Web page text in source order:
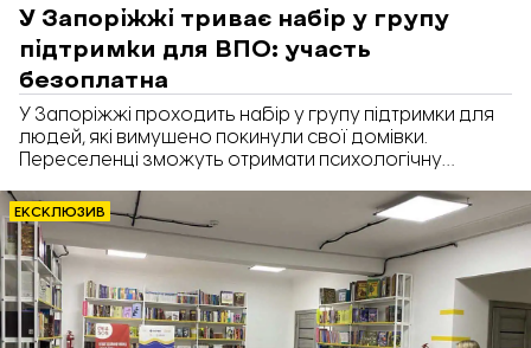
У Запоріжжі триває набір у групу
підтримки для ВПО: участь
безоплатна
У Запоріжжі проходить набір у групу підтримки для
людей, які вимушено покинули свої домівки.
Переселенці зможуть отримати психологічну
пережили подібні труднощі.
ЕКСКЛЮЗИВ